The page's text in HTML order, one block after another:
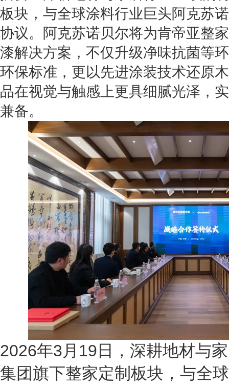
板块，与全球涂料行业巨头阿克苏
协议。阿克苏诺贝尔将为肯帝亚整
漆解决方案，不仅升级净味抗菌等
环保标准，更以先进涂装技术还原
品在视觉与触感上更具细腻光泽，
兼备。
2026年3月19日，深耕地材与
集团旗下整家定制板块，与全